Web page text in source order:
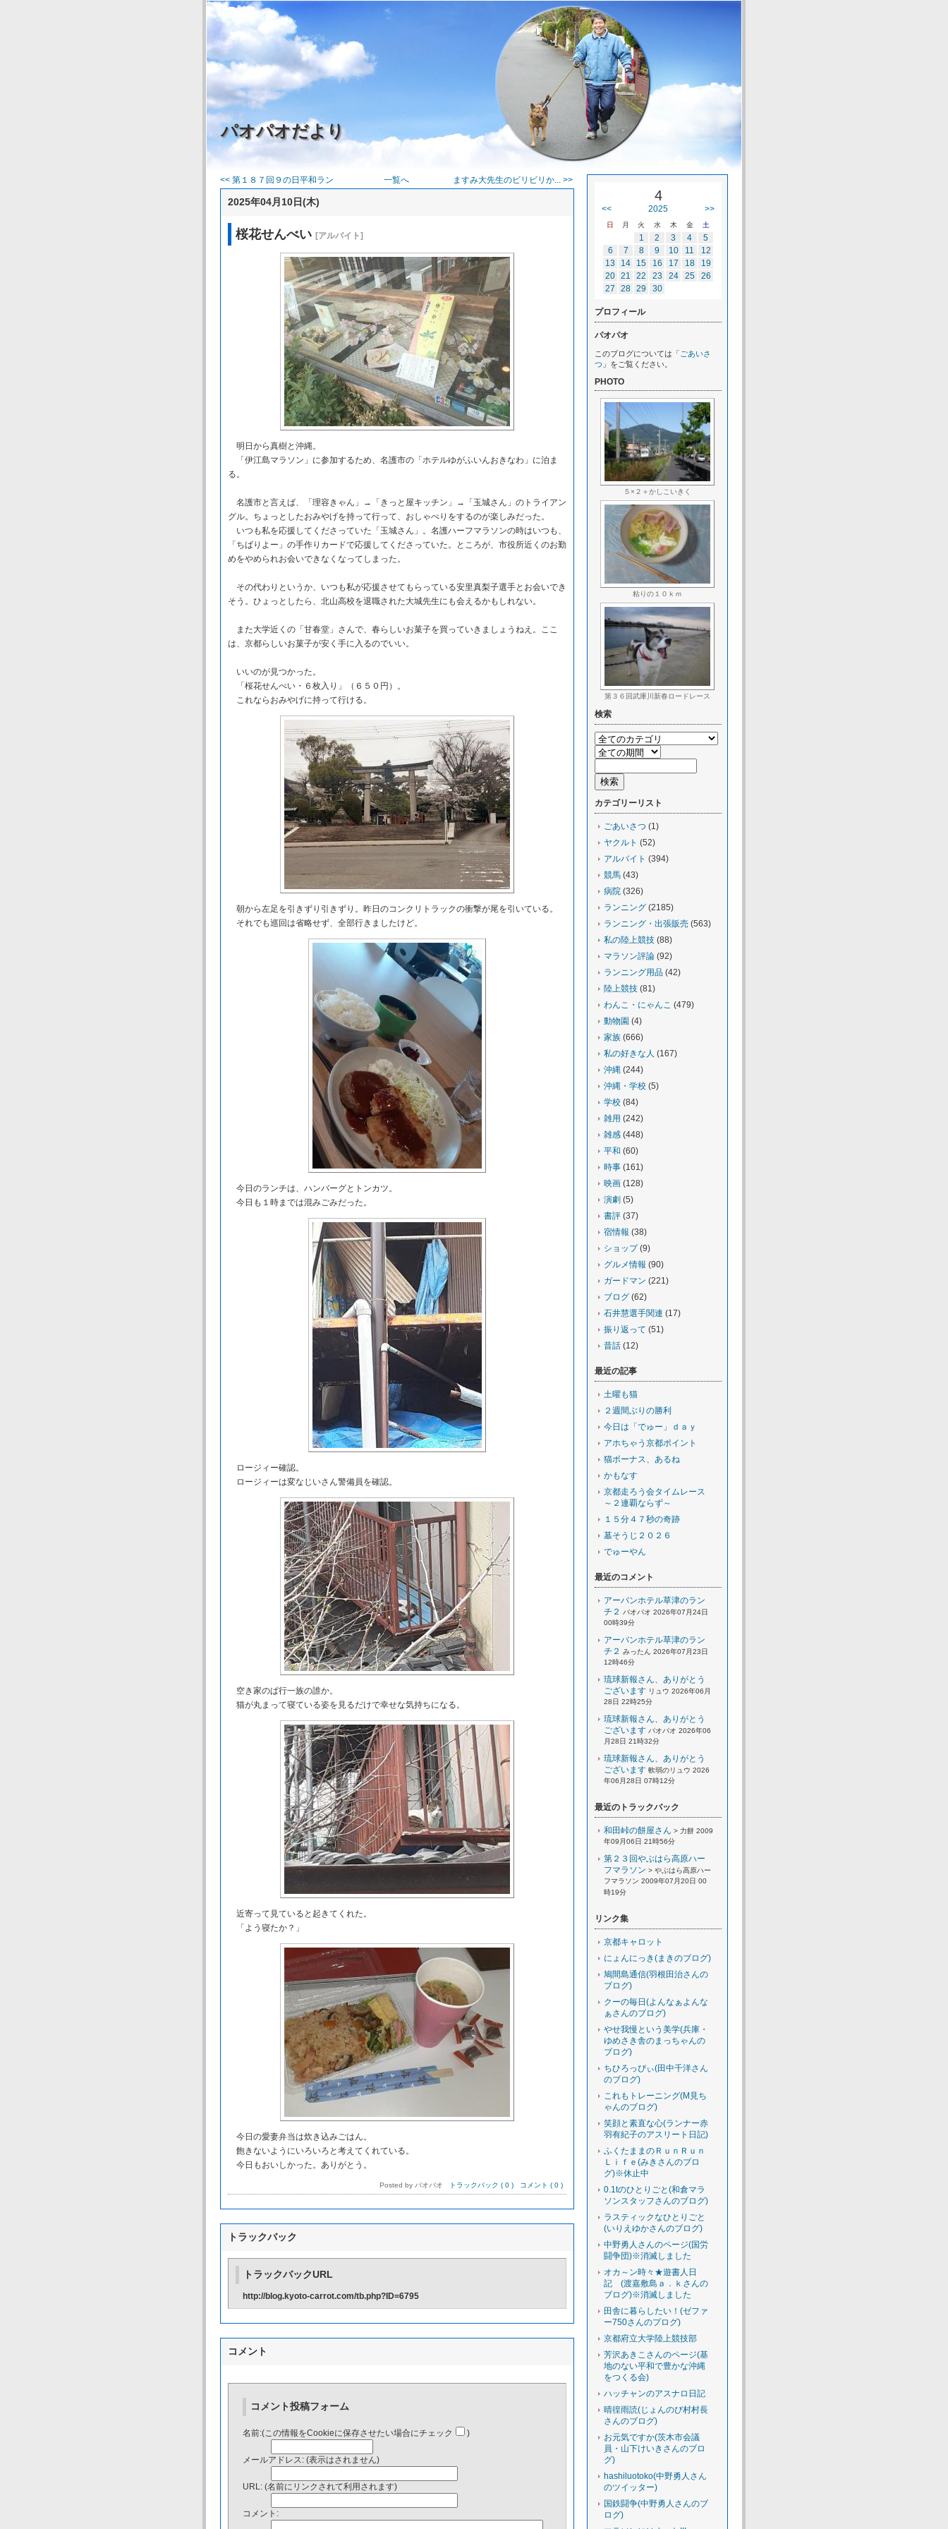
パオパオだより
<< 第１８７回９の日平和ラン 一覧へ ますみ大先生のビリビリか... >>
2025年04月10日(木)
桜花せんべい [アルバイト]
明日から真樹と沖縄。
「伊江島マラソン」に参加するため、名護市の「ホテルゆがふいんおきなわ」に泊ま
る。
名護市と言えば、「理容きゃん」→「きっと屋キッチン」→「玉城さん」のトライアン
グル。ちょっとしたおみやげを持って行って、おしゃべりをするのが楽しみだった。
いつも私を応援してくださっていた「玉城さん」。名護ハーフマラソンの時はいつも、
「ちばりよー」の手作りカードで応援してくださっていた。ところが、市役所近くのお勤
めをやめられお会いできなくなってしまった。
その代わりというか、いつも私が応援させてもらっている安里真梨子選手とお会いでき
そう。ひょっとしたら、北山高校を退職された大城先生にも会えるかもしれない。
また大学近くの「甘春堂」さんで、春らしいお菓子を買っていきましょうねえ。ここ
は、京都らしいお菓子が安く手に入るのでいい。
いいのが見つかった。
「桜花せんべい・６枚入り」（６５０円）。
これならおみやげに持って行ける。
朝から左足を引きずり引きずり。昨日のコンクリトラックの衝撃が尾を引いている。
それでも巡回は省略せず、全部行きましたけど。
今日のランチは、ハンバーグとトンカツ。
今日も１時までは混みごみだった。
ロージィー確認。
ロージィーは変なじいさん警備員を確認。
空き家のぱ行一族の誰か。
猫が丸まって寝ている姿を見るだけで幸せな気持ちになる。
近寄って見ていると起きてくれた。
「よう寝たか？」
今日の愛妻弁当は炊き込みごはん。
飽きないようにいろいろと考えてくれている。
今日もおいしかった。ありがとう。
Posted by パオパオ トラックバック ( 0 ) コメント ( 0 )
トラックバック
トラックバックURL
http://blog.kyoto-carrot.com/tb.php?ID=6795
コメント
コメント投稿フォーム
名前:(この情報をCookieに保存させたい場合にチェック )
メールアドレス: (表示はされません)
URL: (名前にリンクされて利用されます)
コメント:
4
<< 2025 >>
日 月 火 水 木 金 土
1 2 3 4
5
6
7 8 9 10 11
12
13
14 15 16 17 18
19
20 21 22 23 24 25
26
27
28 29 30
プロフィール
パオパオ
このブログについては「 ごあいさ
つ 」をご覧ください。
PHOTO
５×２＋かしこいきく
粘りの１０ｋｍ
第３６回武庫川新春ロードレース
検索
カテゴリーリスト
ごあいさつ (1)
ヤクルト (52)
アルバイト (394)
競馬 (43)
病院 (326)
ランニング (2185)
ランニング・出張販売 (563)
私の陸上競技 (88)
マラソン評論 (92)
ランニング用品 (42)
陸上競技 (81)
わんこ・にゃんこ (479)
動物園 (4)
家族 (666)
私の好きな人 (167)
沖縄 (244)
沖縄・学校 (5)
学校 (84)
雑用 (242)
雑感 (448)
平和 (60)
時事 (161)
映画 (128)
演劇 (5)
書評 (37)
宿情報 (38)
ショップ(9)
グルメ情報 (90)
ガードマン (221)
ブログ (62)
石井慧選手関連 (17)
振り返って (51)
昔話 (12)
最近の記事
土曜も猫
２週間ぶりの勝利
今日は「でゅー」ｄａｙ
アホちゃう京都ポイント
猫ボーナス、あるね
かもなす
京都走ろう会タイムレース
～２連覇ならず～
１５分４７秒の奇跡
墓そうじ２０２６
でゅーやん
最近のコメント
アーバンホテル草津のラン
チ２
パオパオ 2026年07月24日
00時39分
アーバンホテル草津のラン
チ２ みったん 2026年07月23日
12時46分
琉球新報さん、ありがとう
ございます リュウ 2026年06月
28日 22時25分
琉球新報さん、ありがとう
ございます パオパオ 2026年06
月28日 21時32分
琉球新報さん、ありがとう
ございます 軟弱のリュウ 2026
年06月28日 07時12分
最近のトラックバック
和田峠の餅屋さん > 力餅 2009
年09月06日 21時56分
第２３回やぶはら高原ハー
フマラソン > やぶはら高原ハー
フマラソン 2009年07月20日 00
時19分
リンク集
京都キャロット
にょんにっき(まきのブログ)
鳩間島通信(羽根田治さんの
ブログ)
クーの毎日(よんなぁよんな
ぁさんのブログ)
やせ我慢という美学(兵庫・
ゆめさき舎のまっちゃんの
ブログ)
ちひろっぴぃ(田中千洋さん
のブログ)
これもトレーニング(M見ち
ゃんのブログ)
笑顔と素直な心(ランナー赤
羽有紀子のアスリート日記)
ふくたままのＲｕｎＲｕｎ
Ｌｉｆｅ(みきさんのブロ
グ)※休止中
0.1tのひとりごと(和倉マラ
ソンスタッフさんのブログ)
ラスティックなひとりごと
(いりえゆかさんのブログ)
中野勇人さんのページ(国労
闘争団)※消滅しました
オカ～ン時々★遊書人日
記 (渡嘉敷島ａ．ｋさんの
ブログ)※消滅しました
田舎に暮らしたい！(ゼファ
ー750さんのプログ)
京都府立大学陸上競技部
芳沢あきこさんのページ(基
地のない平和で豊かな沖縄
をつくる会)
ハッチャンのアスナロ日記
晴徨雨読(じょんのび村村長
さんのブログ)
お元気ですか(茨木市会議
員・山下けいきさんのブロ
グ)
hashiluotoko(中野勇人さん
のツイッター)
国鉄闘争(中野勇人さんのブ
ログ)